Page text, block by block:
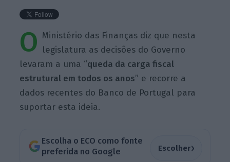
O Ministério das Finanças diz que nesta
legislatura as decisões do Governo
levaram a uma “queda da carga fiscal
estrutural em todos os anos” e recorre a
dados recentes do Banco de Portugal para
suportar esta ideia.
Escolha o ECO como fonte
preferida no Google
Escolher›